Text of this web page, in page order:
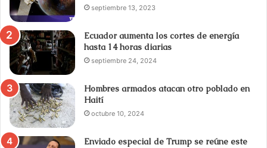
septiembre 13, 2023
Ecuador aumenta los cortes de energía
hasta 14 horas diarias
septiembre 24, 2024
Hombres armados atacan otro poblado en
Haití
octubre 10, 2024
Enviado especial de Trump se reúne este